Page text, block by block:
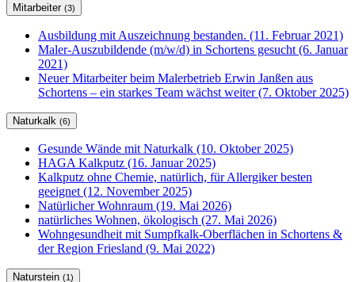
Mitarbeiter (3)
Ausbildung mit Auszeichnung bestanden. (11. Februar 2021)
Maler-Auszubildende (m/w/d) in Schortens gesucht (6. Januar
2021)
Neuer Mitarbeiter beim Malerbetrieb Erwin Janßen aus
Schortens – ein starkes Team wächst weiter (7. Oktober 2025)
Naturkalk (6)
Gesunde Wände mit Naturkalk (10. Oktober 2025)
HAGA Kalkputz (16. Januar 2025)
Kalkputz ohne Chemie, natürlich, für Allergiker besten
geeignet (12. November 2025)
Natürlicher Wohnraum (19. Mai 2026)
natürliches Wohnen, ökologisch (27. Mai 2026)
Wohngesundheit mit Sumpfkalk-Oberflächen in Schortens &
der Region Friesland (9. Mai 2022)
Naturstein (1)